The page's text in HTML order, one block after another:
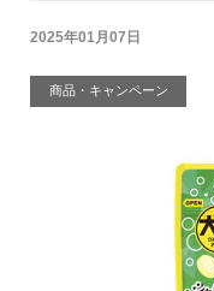
2025年01月07日
商品・キャンペーン